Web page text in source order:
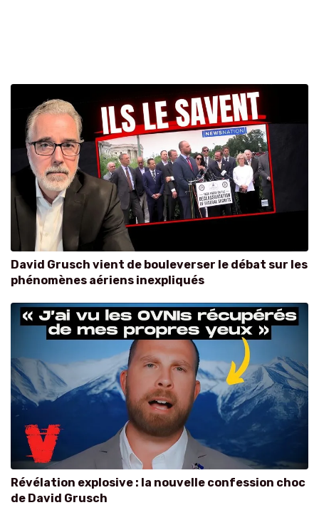
David Grusch vient de bouleverser le débat sur les
phénomènes aériens inexpliqués
Révélation explosive : la nouvelle confession choc
de David Grusch